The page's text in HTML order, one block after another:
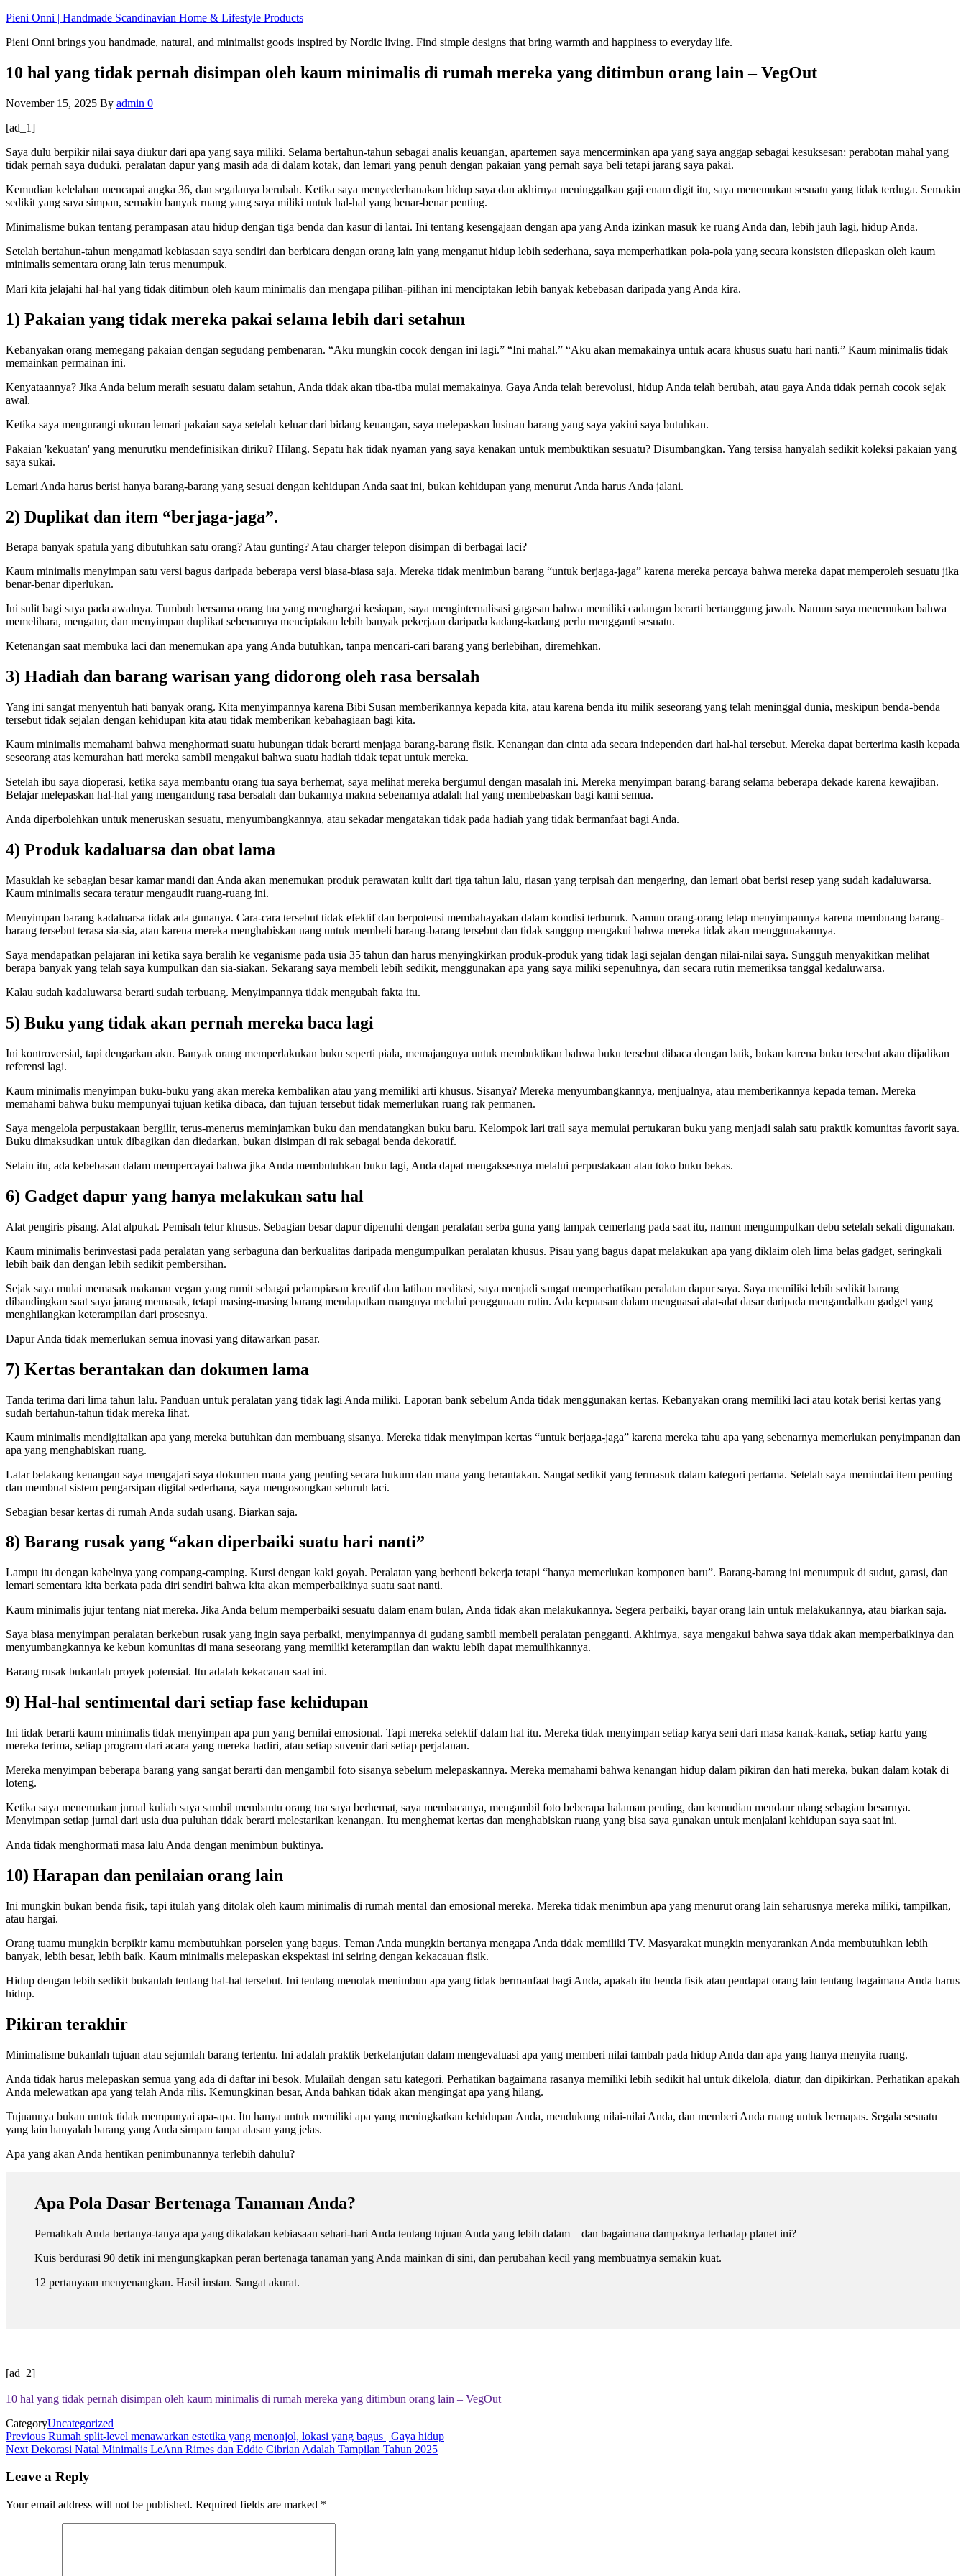
Skip
the
Pieni Onni | Handmade Scandinavian Home & Lifestyle Products
Pieni Onni brings you handmade, natural, and minimalist goods inspired by Nordic living. Find simple designs that bring warmth and happiness to everyday life.
10 hal yang tidak pernah disimpan oleh kaum minimalis di rumah mereka yang ditimbun orang lain – VegOut
November 15, 2025 By admin 0
[ad_1]
Saya dulu berpikir nilai saya diukur dari apa yang saya miliki. Selama bertahun-tahun sebagai analis keuangan, apartemen saya mencerminkan apa yang saya anggap sebagai kesuksesan: perabotan mahal yang
tidak pernah saya duduki, peralatan dapur yang masih ada di dalam kotak, dan lemari yang penuh dengan pakaian yang pernah saya beli tetapi jarang saya pakai.
Kemudian kelelahan mencapai angka 36, ​​dan segalanya berubah. Ketika saya menyederhanakan hidup saya dan akhirnya meninggalkan gaji enam digit itu, saya menemukan sesuatu yang tidak terduga. Semakin
sedikit yang saya simpan, semakin banyak ruang yang saya miliki untuk hal-hal yang benar-benar penting.
Minimalisme bukan tentang perampasan atau hidup dengan tiga benda dan kasur di lantai. Ini tentang kesengajaan dengan apa yang Anda izinkan masuk ke ruang Anda dan, lebih jauh lagi, hidup Anda.
Setelah bertahun-tahun mengamati kebiasaan saya sendiri dan berbicara dengan orang lain yang menganut hidup lebih sederhana, saya memperhatikan pola-pola yang secara konsisten dilepaskan oleh kaum
minimalis sementara orang lain terus menumpuk.
Mari kita jelajahi hal-hal yang tidak ditimbun oleh kaum minimalis dan mengapa pilihan-pilihan ini menciptakan lebih banyak kebebasan daripada yang Anda kira.
1) Pakaian yang tidak mereka pakai selama lebih dari setahun
Kebanyakan orang memegang pakaian dengan segudang pembenaran. “Aku mungkin cocok dengan ini lagi.” “Ini mahal.” “Aku akan memakainya untuk acara khusus suatu hari nanti.” Kaum minimalis tidak
memainkan permainan ini.
Kenyataannya? Jika Anda belum meraih sesuatu dalam setahun, Anda tidak akan tiba-tiba mulai memakainya. Gaya Anda telah berevolusi, hidup Anda telah berubah, atau gaya Anda tidak pernah cocok sejak
awal.
Ketika saya mengurangi ukuran lemari pakaian saya setelah keluar dari bidang keuangan, saya melepaskan lusinan barang yang saya yakini saya butuhkan.
Pakaian 'kekuatan' yang menurutku mendefinisikan diriku? Hilang. Sepatu hak tidak nyaman yang saya kenakan untuk membuktikan sesuatu? Disumbangkan. Yang tersisa hanyalah sedikit koleksi pakaian yang
saya sukai.
Lemari Anda harus berisi hanya barang-barang yang sesuai dengan kehidupan Anda saat ini, bukan kehidupan yang menurut Anda harus Anda jalani.
2) Duplikat dan item “berjaga-jaga”.
Berapa banyak spatula yang dibutuhkan satu orang? Atau gunting? Atau charger telepon disimpan di berbagai laci?
Kaum minimalis menyimpan satu versi bagus daripada beberapa versi biasa-biasa saja. Mereka tidak menimbun barang “untuk berjaga-jaga” karena mereka percaya bahwa mereka dapat memperoleh sesuatu jika
benar-benar diperlukan.
Ini sulit bagi saya pada awalnya. Tumbuh bersama orang tua yang menghargai kesiapan, saya menginternalisasi gagasan bahwa memiliki cadangan berarti bertanggung jawab. Namun saya menemukan bahwa
memelihara, mengatur, dan menyimpan duplikat sebenarnya menciptakan lebih banyak pekerjaan daripada kadang-kadang perlu mengganti sesuatu.
Ketenangan saat membuka laci dan menemukan apa yang Anda butuhkan, tanpa mencari-cari barang yang berlebihan, diremehkan.
3) Hadiah dan barang warisan yang didorong oleh rasa bersalah
Yang ini sangat menyentuh hati banyak orang. Kita menyimpannya karena Bibi Susan memberikannya kepada kita, atau karena benda itu milik seseorang yang telah meninggal dunia, meskipun benda-benda
tersebut tidak sejalan dengan kehidupan kita atau tidak memberikan kebahagiaan bagi kita.
Kaum minimalis memahami bahwa menghormati suatu hubungan tidak berarti menjaga barang-barang fisik. Kenangan dan cinta ada secara independen dari hal-hal tersebut. Mereka dapat berterima kasih kepada
seseorang atas kemurahan hati mereka sambil mengakui bahwa suatu hadiah tidak tepat untuk mereka.
Setelah ibu saya dioperasi, ketika saya membantu orang tua saya berhemat, saya melihat mereka bergumul dengan masalah ini. Mereka menyimpan barang-barang selama beberapa dekade karena kewajiban.
Belajar melepaskan hal-hal yang mengandung rasa bersalah dan bukannya makna sebenarnya adalah hal yang membebaskan bagi kami semua.
Anda diperbolehkan untuk meneruskan sesuatu, menyumbangkannya, atau sekadar mengatakan tidak pada hadiah yang tidak bermanfaat bagi Anda.
4) Produk kadaluarsa dan obat lama
Masuklah ke sebagian besar kamar mandi dan Anda akan menemukan produk perawatan kulit dari tiga tahun lalu, riasan yang terpisah dan mengering, dan lemari obat berisi resep yang sudah kadaluwarsa.
Kaum minimalis secara teratur mengaudit ruang-ruang ini.
Menyimpan barang kadaluarsa tidak ada gunanya. Cara-cara tersebut tidak efektif dan berpotensi membahayakan dalam kondisi terburuk. Namun orang-orang tetap menyimpannya karena membuang barang-
barang tersebut terasa sia-sia, atau karena mereka menghabiskan uang untuk membeli barang-barang tersebut dan tidak sanggup mengakui bahwa mereka tidak akan menggunakannya.
Saya mendapatkan pelajaran ini ketika saya beralih ke veganisme pada usia 35 tahun dan harus menyingkirkan produk-produk yang tidak lagi sejalan dengan nilai-nilai saya. Sungguh menyakitkan melihat
berapa banyak yang telah saya kumpulkan dan sia-siakan. Sekarang saya membeli lebih sedikit, menggunakan apa yang saya miliki sepenuhnya, dan secara rutin memeriksa tanggal kedaluwarsa.
Kalau sudah kadaluwarsa berarti sudah terbuang. Menyimpannya tidak mengubah fakta itu.
5) Buku yang tidak akan pernah mereka baca lagi
Ini kontroversial, tapi dengarkan aku. Banyak orang memperlakukan buku seperti piala, memajangnya untuk membuktikan bahwa buku tersebut dibaca dengan baik, bukan karena buku tersebut akan dijadikan
referensi lagi.
Kaum minimalis menyimpan buku-buku yang akan mereka kembalikan atau yang memiliki arti khusus. Sisanya? Mereka menyumbangkannya, menjualnya, atau memberikannya kepada teman. Mereka
memahami bahwa buku mempunyai tujuan ketika dibaca, dan tujuan tersebut tidak memerlukan ruang rak permanen.
Saya mengelola perpustakaan bergilir, terus-menerus meminjamkan buku dan mendatangkan buku baru. Kelompok lari trail saya memulai pertukaran buku yang menjadi salah satu praktik komunitas favorit saya.
Buku dimaksudkan untuk dibagikan dan diedarkan, bukan disimpan di rak sebagai benda dekoratif.
Selain itu, ada kebebasan dalam mempercayai bahwa jika Anda membutuhkan buku lagi, Anda dapat mengaksesnya melalui perpustakaan atau toko buku bekas.
6) Gadget dapur yang hanya melakukan satu hal
Alat pengiris pisang. Alat alpukat. Pemisah telur khusus. Sebagian besar dapur dipenuhi dengan peralatan serba guna yang tampak cemerlang pada saat itu, namun mengumpulkan debu setelah sekali digunakan.
Kaum minimalis berinvestasi pada peralatan yang serbaguna dan berkualitas daripada mengumpulkan peralatan khusus. Pisau yang bagus dapat melakukan apa yang diklaim oleh lima belas gadget, seringkali
lebih baik dan dengan lebih sedikit pembersihan.
Sejak saya mulai memasak makanan vegan yang rumit sebagai pelampiasan kreatif dan latihan meditasi, saya menjadi sangat memperhatikan peralatan dapur saya. Saya memiliki lebih sedikit barang
dibandingkan saat saya jarang memasak, tetapi masing-masing barang mendapatkan ruangnya melalui penggunaan rutin. Ada kepuasan dalam menguasai alat-alat dasar daripada mengandalkan gadget yang
menghilangkan keterampilan dari prosesnya.
Dapur Anda tidak memerlukan semua inovasi yang ditawarkan pasar.
7) Kertas berantakan dan dokumen lama
Tanda terima dari lima tahun lalu. Panduan untuk peralatan yang tidak lagi Anda miliki. Laporan bank sebelum Anda tidak menggunakan kertas. Kebanyakan orang memiliki laci atau kotak berisi kertas yang
sudah bertahun-tahun tidak mereka lihat.
Kaum minimalis mendigitalkan apa yang mereka butuhkan dan membuang sisanya. Mereka tidak menyimpan kertas “untuk berjaga-jaga” karena mereka tahu apa yang sebenarnya memerlukan penyimpanan dan
apa yang menghabiskan ruang.
Latar belakang keuangan saya mengajari saya dokumen mana yang penting secara hukum dan mana yang berantakan. Sangat sedikit yang termasuk dalam kategori pertama. Setelah saya memindai item penting
dan membuat sistem pengarsipan digital sederhana, saya mengosongkan seluruh laci.
Sebagian besar kertas di rumah Anda sudah usang. Biarkan saja.
8) Barang rusak yang “akan diperbaiki suatu hari nanti”
Lampu itu dengan kabelnya yang compang-camping. Kursi dengan kaki goyah. Peralatan yang berhenti bekerja tetapi “hanya memerlukan komponen baru”. Barang-barang ini menumpuk di sudut, garasi, dan
lemari sementara kita berkata pada diri sendiri bahwa kita akan memperbaikinya suatu saat nanti.
Kaum minimalis jujur ​​tentang niat mereka. Jika Anda belum memperbaiki sesuatu dalam enam bulan, Anda tidak akan melakukannya. Segera perbaiki, bayar orang lain untuk melakukannya, atau biarkan saja.
Saya biasa menyimpan peralatan berkebun rusak yang ingin saya perbaiki, menyimpannya di gudang sambil membeli peralatan pengganti. Akhirnya, saya mengakui bahwa saya tidak akan memperbaikinya dan
menyumbangkannya ke kebun komunitas di mana seseorang yang memiliki keterampilan dan waktu lebih dapat memulihkannya.
Barang rusak bukanlah proyek potensial. Itu adalah kekacauan saat ini.
9) Hal-hal sentimental dari setiap fase kehidupan
Ini tidak berarti kaum minimalis tidak menyimpan apa pun yang bernilai emosional. Tapi mereka selektif dalam hal itu. Mereka tidak menyimpan setiap karya seni dari masa kanak-kanak, setiap kartu yang
mereka terima, setiap program dari acara yang mereka hadiri, atau setiap suvenir dari setiap perjalanan.
Mereka menyimpan beberapa barang yang sangat berarti dan mengambil foto sisanya sebelum melepaskannya. Mereka memahami bahwa kenangan hidup dalam pikiran dan hati mereka, bukan dalam kotak di
loteng.
Ketika saya menemukan jurnal kuliah saya sambil membantu orang tua saya berhemat, saya membacanya, mengambil foto beberapa halaman penting, dan kemudian mendaur ulang sebagian besarnya.
Menyimpan setiap jurnal dari usia dua puluhan tidak berarti melestarikan kenangan. Itu menghemat kertas dan menghabiskan ruang yang bisa saya gunakan untuk menjalani kehidupan saya saat ini.
Anda tidak menghormati masa lalu Anda dengan menimbun buktinya.
10) Harapan dan penilaian orang lain
Ini mungkin bukan benda fisik, tapi itulah yang ditolak oleh kaum minimalis di rumah mental dan emosional mereka. Mereka tidak menimbun apa yang menurut orang lain seharusnya mereka miliki, tampilkan,
atau hargai.
Orang tuamu mungkin berpikir kamu membutuhkan porselen yang bagus. Teman Anda mungkin bertanya mengapa Anda tidak memiliki TV. Masyarakat mungkin menyarankan Anda membutuhkan lebih
banyak, lebih besar, lebih baik. Kaum minimalis melepaskan ekspektasi ini seiring dengan kekacauan fisik.
Hidup dengan lebih sedikit bukanlah tentang hal-hal tersebut. Ini tentang menolak menimbun apa yang tidak bermanfaat bagi Anda, apakah itu benda fisik atau pendapat orang lain tentang bagaimana Anda harus
hidup.
Pikiran terakhir
Minimalisme bukanlah tujuan atau sejumlah barang tertentu. Ini adalah praktik berkelanjutan dalam mengevaluasi apa yang memberi nilai tambah pada hidup Anda dan apa yang hanya menyita ruang.
Anda tidak harus melepaskan semua yang ada di daftar ini besok. Mulailah dengan satu kategori. Perhatikan bagaimana rasanya memiliki lebih sedikit hal untuk dikelola, diatur, dan dipikirkan. Perhatikan apakah
Anda melewatkan apa yang telah Anda rilis. Kemungkinan besar, Anda bahkan tidak akan mengingat apa yang hilang.
Tujuannya bukan untuk tidak mempunyai apa-apa. Itu hanya untuk memiliki apa yang meningkatkan kehidupan Anda, mendukung nilai-nilai Anda, dan memberi Anda ruang untuk bernapas. Segala sesuatu
yang lain hanyalah barang yang Anda simpan tanpa alasan yang jelas.
Apa yang akan Anda hentikan penimbunannya terlebih dahulu?
Apa Pola Dasar Bertenaga Tanaman Anda?
Pernahkah Anda bertanya-tanya apa yang dikatakan kebiasaan sehari-hari Anda tentang tujuan Anda yang lebih dalam—dan bagaimana dampaknya terhadap planet ini?
Kuis berdurasi 90 detik ini mengungkapkan peran bertenaga tanaman yang Anda mainkan di sini, dan perubahan kecil yang membuatnya semakin kuat.
12 pertanyaan menyenangkan. Hasil instan. Sangat akurat.
[ad_2]
10 hal yang tidak pernah disimpan oleh kaum minimalis di rumah mereka yang ditimbun orang lain – VegOut
CategoryUncategorized
Post
navigation
Previous
Post
Previous Rumah split-level menawarkan estetika yang menonjol, lokasi yang bagus | Gaya hidup
Next
Next Dekorasi Natal Minimalis LeAnn Rimes dan Eddie Cibrian Adalah Tampilan Tahun 2025
Leave a Reply
Your email address will not be published. Required fields are marked *